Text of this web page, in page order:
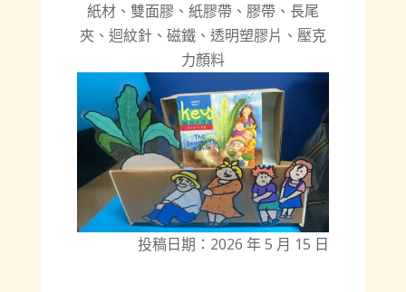
紙材、雙面膠、紙膠帶、膠帶、長尾
夾、迴紋針、磁鐵、透明塑膠片、壓克
力顏料
投稿日期：2026 年 5 月 15 日